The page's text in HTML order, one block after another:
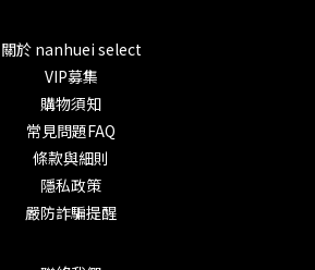
關於 nanhuei select
VIP募集
購物須知
常見問題FAQ
條款與細則
隱私政策
嚴防詐騙提醒